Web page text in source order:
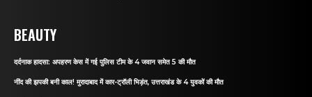
BEAUTY
दर्दनाक हादसा: अपहरण केस में गई पुलिस टीम के 4 जवान समेत 5 की मौत
नींद की झपकी बनी काल! मुरादाबाद में कार-ट्रॉली भिड़ंत, उत्तराखंड के 4 युवकों की मौत